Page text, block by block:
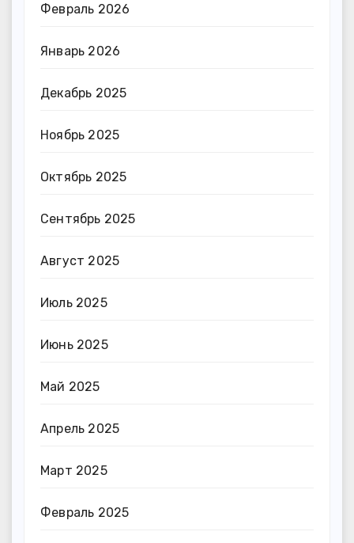
Февраль 2026
Январь 2026
Декабрь 2025
Ноябрь 2025
Октябрь 2025
Сентябрь 2025
Август 2025
Июль 2025
Июнь 2025
Май 2025
Апрель 2025
Март 2025
Февраль 2025